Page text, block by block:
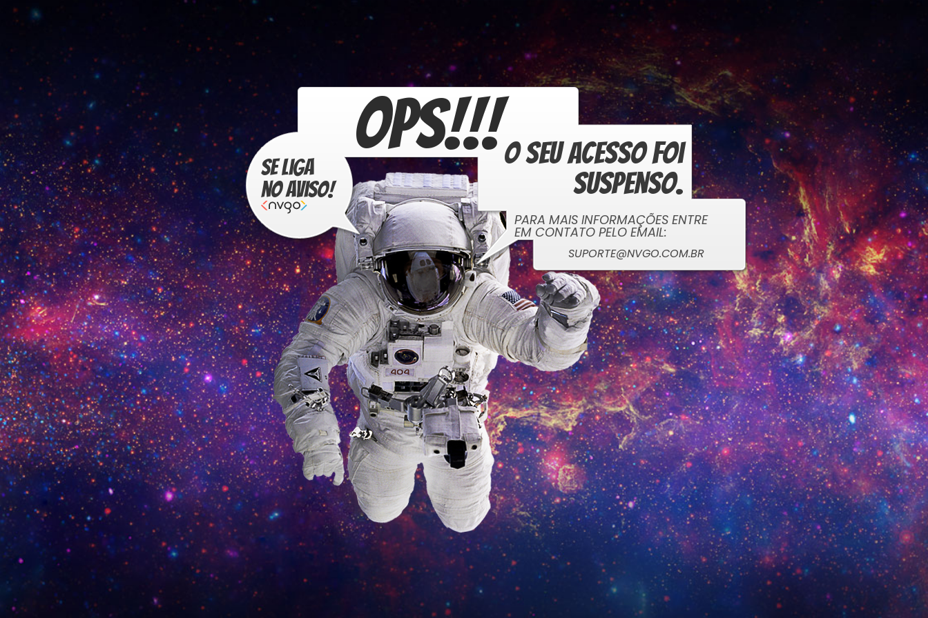
Se liga
no aviso!
OPS!!!O seu acesso foi
suspenso.
PARA MAIS INFORMAÇÕES ENTRE
EM CONTATO PELO EMAIL:
SUPORTE@NVGO.COM.BR